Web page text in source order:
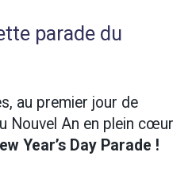
parade du
au premier jour de
Nouvel An en plein cœur
Year’s Day Parade !